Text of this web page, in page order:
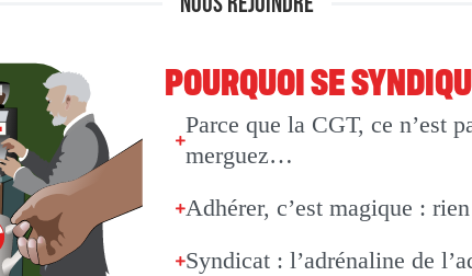
POURQUOI SE
Parce que la CGT, ce n’est
merguez…
Adhérer, c’est magique :
Syndicat : l’adrénaline de